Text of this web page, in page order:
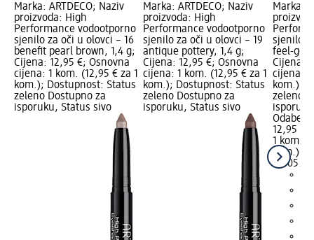
Marka: ARTDECO; Naziv
proizvoda: High
Performance vodootporno
sjenilo za oči u olovci – 16
benefit pearl brown, 1,4 g;
Cijena: 12,95 €; Osnovna
cijena: 1 kom. (12,95 € za 1
kom.); Dostupnost: Status
zeleno Dostupno za
isporuku, Status sivo
Marka: ARTDECO; Naziv
proizvoda: High
Performance vodootporno
sjenilo za oči u olovci – 19
antique pottery, 1,4 g;
Cijena: 12,95 €; Osnovna
cijena: 1 kom. (12,95 € za 1
kom.); Dostupnost: Status
zeleno Dostupno za
isporuku, Status sivo
Marka:
sjenilo
feel-
Cijena:
cijena: 1
kom.);
zeleno
Odaberi
12,95 €
1 kom.
kom.)